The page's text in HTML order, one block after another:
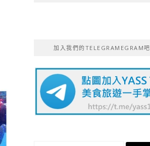
加入我們的TELEGRAMEGRAM吧